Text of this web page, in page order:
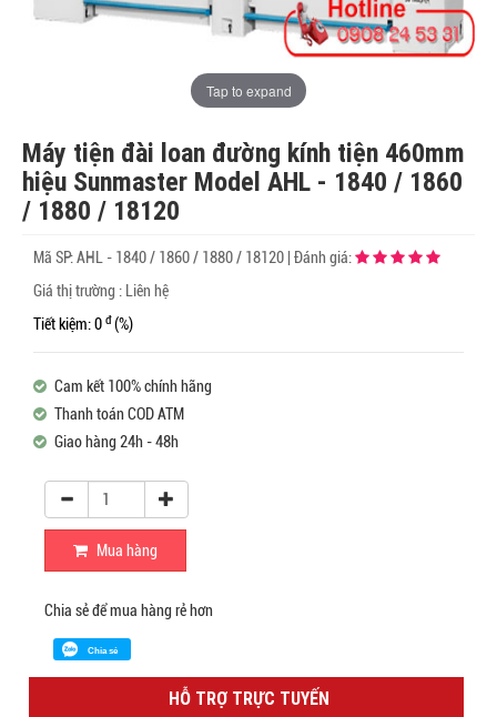
Tap to expand
Máy tiện đài loan đường kính tiện 460mm
hiệu Sunmaster Model AHL - 1840 / 1860
/ 1880 / 18120
Mã SP:AHL - 1840 / 1860 / 1880 / 18120 Đánh giá:
Giá thị trường : Liên hệ
Tiết kiệm: 0 đ (%)
Cam kết 100% chính hãng
Thanh toán COD ATM
Giao hàng 24h - 48h
Mua hàng
Chia sẻ để mua hàng rẻ hơn
Chia sẻ
HỖ TRỢ TRỰC TUYẾN